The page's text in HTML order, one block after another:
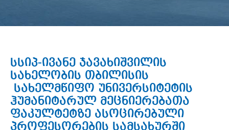
სსიპ-ივანე ჯავახიშვილის
სახელობის თბილისის
სახელმწიფო უნივერსიტეტის
ჰუმანიტარულ მეცნიერებათა
ფაკულტეტზე ასოცირებული
პროფესორების სამსახურში